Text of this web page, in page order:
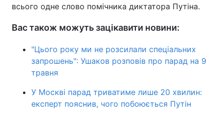
всього одне слово помічника диктатора Путіна.
Вас також можуть зацікавити новини:
"Цього року ми не розсилали спеціальних
запрошень": Ушаков розповів про парад на 9
травня
У Москві парад триватиме лише 20 хвилин:
експерт пояснив, чого побоюється Путін